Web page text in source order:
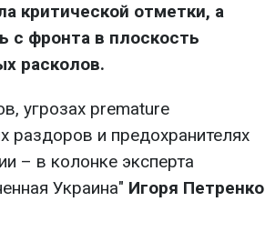
критической отметки, а
с фронта в плоскость
расколов.
угрозах premature
раздоров и предохранителях
– в колонке эксперта
Украина" Игоря Петренко